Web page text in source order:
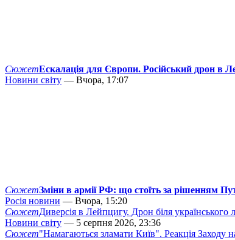
СюжетЕскалація для Європи. Російський дрон в
Новини світу — Вчора, 17:07
СюжетЗміни в армії РФ: що стоїть за рішенням
Росія новини — Вчора, 15:20
СюжетДиверсія в Лейпцигу. Дрон біля українського
Новини світу — 5 серпня 2026, 23:36
Сюжет"Намагаються зламати Київ". Реакція Заходу